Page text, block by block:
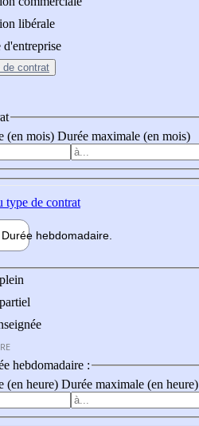
libérale
d'entreprise
de contrat
(en mois) Durée maximale (en mois)
de contrat
Durée hebdomadaire
hebdomadaire :
(en heure) Durée maximale (en heure)